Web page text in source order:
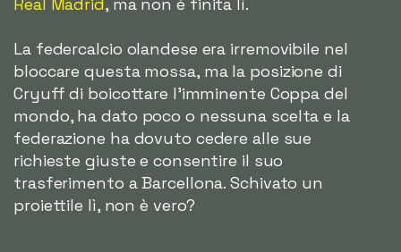
Real Madrid, ma non è finita lì.
La federcalcio olandese era irremovibile nel
bloccare questa mossa, ma la posizione di
Cryuff di boicottare l'imminente Coppa del
mondo, ha dato poco o nessuna scelta e la
federazione ha dovuto cedere alle sue
richieste giuste e consentire il suo
trasferimento a Barcellona. Schivato un
proiettile lì, non è vero?